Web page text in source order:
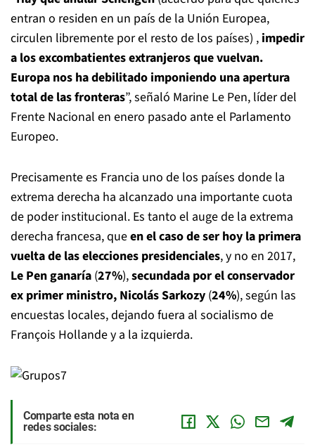
entran o residen en un país de la Unión Europea,
circulen libremente por el resto de los países) , impedir
a los excombatientes extranjeros que vuelvan.
Europa nos ha debilitado imponiendo una apertura
total de las fronteras”, señaló Marine Le Pen, líder del
Frente Nacional en enero pasado ante el Parlamento
Europeo.
Precisamente es Francia uno de los países donde la
extrema derecha ha alcanzado una importante cuota
de poder institucional. Es tanto el auge de la extrema
derecha francesa, queen el caso de ser hoy la primera
vuelta de las elecciones presidenciales, y no en 2017,
Le Pen ganaría (27%),secundada por el conservador
ex primer ministro, Nicolás Sarkozy (24%), según las
encuestas locales, dejando fuera al socialismo de
François Hollande y a la izquierda.
Comparte esta nota en
redes sociales: